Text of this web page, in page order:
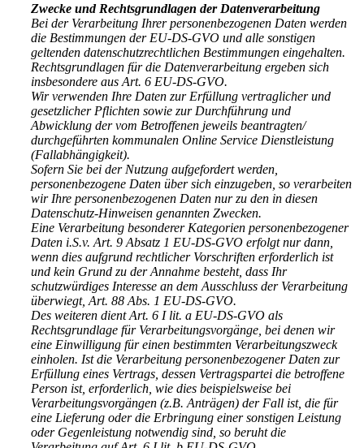
Zwecke und Rechtsgrundlagen der Datenverarbeitung
Bei der Verarbeitung Ihrer personenbezogenen Daten werden
die Bestimmungen der EU-DS-GVO und alle sonstigen
geltenden datenschutzrechtlichen Bestimmungen eingehalten.
Rechtsgrundlagen für die Datenverarbeitung ergeben sich
insbesondere aus Art. 6 EU-DS-GVO.
Wir verwenden Ihre Daten zur Erfüllung vertraglicher und
gesetzlicher Pflichten sowie zur Durchführung und
Abwicklung der vom Betroffenen jeweils beantragten/
durchgeführten kommunalen Online Service Dienstleistung
(Fallabhängigkeit).
Sofern Sie bei der Nutzung aufgefordert werden,
personenbezogene Daten über sich einzugeben, so verarbeiten
wir Ihre personenbezogenen Daten nur zu den in diesen
Datenschutz-Hinweisen genannten Zwecken.
Eine Verarbeitung besonderer Kategorien personenbezogener
Daten i.S.v. Art. 9 Absatz 1 EU-DS-GVO erfolgt nur dann,
wenn dies aufgrund rechtlicher Vorschriften erforderlich ist
und kein Grund zu der Annahme besteht, dass Ihr
schutzwürdiges Interesse an dem Ausschluss der Verarbeitung
überwiegt, Art. 88 Abs. 1 EU-DS-GVO.
Des weiteren dient Art. 6 I lit. a EU-DS-GVO als
Rechtsgrundlage für Verarbeitungsvorgänge, bei denen wir
eine Einwilligung für einen bestimmten Verarbeitungszweck
einholen. Ist die Verarbeitung personenbezogener Daten zur
Erfüllung eines Vertrags, dessen Vertragspartei die betroffene
Person ist, erforderlich, wie dies beispielsweise bei
Verarbeitungsvorgängen (z.B. Anträgen) der Fall ist, die für
eine Lieferung oder die Erbringung einer sonstigen Leistung
oder Gegenleistung notwendig sind, so beruht die